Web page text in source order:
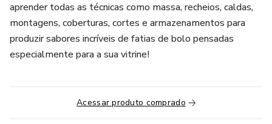
aprender todas as técnicas como massa, recheios, caldas,
montagens, coberturas, cortes e armazenamentos para
produzir sabores incríveis de fatias de bolo pensadas
especialmente para a sua vitrine!
Acessar produto comprado